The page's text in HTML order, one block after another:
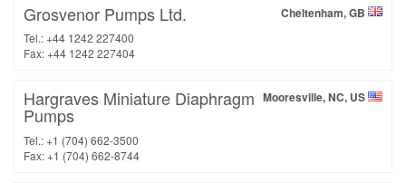
Cheltenham, GB
Grosvenor Pumps Ltd.
Tel.: +44 1242 227400
Fax: +44 1242 227404
Mooresville, NC, US
Hargraves Miniature Diaphragm
Pumps
Tel.: +1 (704) 662-3500
Fax: +1 (704) 662-8744